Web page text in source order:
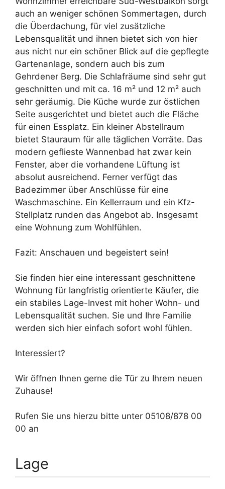
auch an weniger schönen Sommertagen, durch
die Überdachung, für viel zusätzliche
Lebensqualität und ihnen bietet sich von hier
aus nicht nur ein schöner Blick auf die gepflegte
Gartenanlage, sondern auch bis zum
Gehrdener Berg. Die Schlafräume sind sehr gut
geschnitten und mit ca. 16 m² und 12 m² auch
sehr geräumig. Die Küche wurde zur östlichen
Seite ausgerichtet und bietet auch die Fläche
für einen Essplatz. Ein kleiner Abstellraum
bietet Stauraum für alle täglichen Vorräte. Das
modern geflieste Wannenbad hat zwar kein
Fenster, aber die vorhandene Lüftung ist
absolut ausreichend. Ferner verfügt das
Badezimmer über Anschlüsse für eine
Waschmaschine. Ein Kellerraum und ein Kfz-
Stellplatz runden das Angebot ab. Insgesamt
eine Wohnung zum Wohlfühlen.
Fazit: Anschauen und begeistert sein!
Sie finden hier eine interessant geschnittene
Wohnung für langfristig orientierte Käufer, die
ein stabiles Lage-Invest mit hoher Wohn- und
Lebensqualität suchen. Sie und Ihre Familie
werden sich hier einfach sofort wohl fühlen.
Interessiert?
Wir öffnen Ihnen gerne die Tür zu Ihrem neuen
Zuhause!
Rufen Sie uns hierzu bitte unter 05108/878 00
00 an
Lage